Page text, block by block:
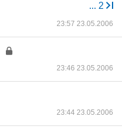
... 2
23:57 23.05.2006
23:46 23.05.2006
23:44 23.05.2006